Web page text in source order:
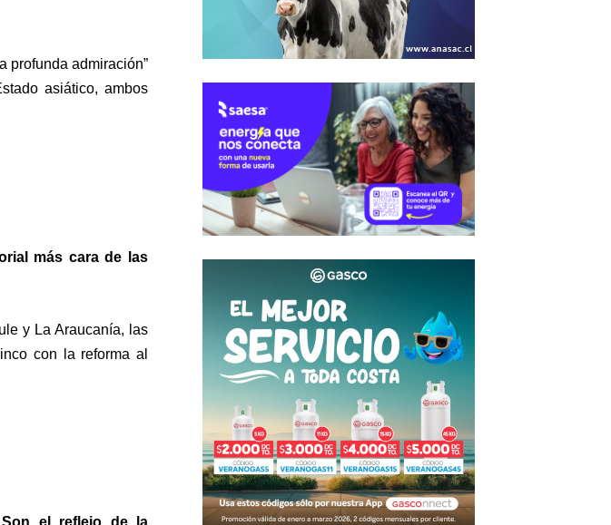
profunda admiración”
asiático, ambos
más cara de las
y La Araucanía, las
con la reforma al
el reflejo de la